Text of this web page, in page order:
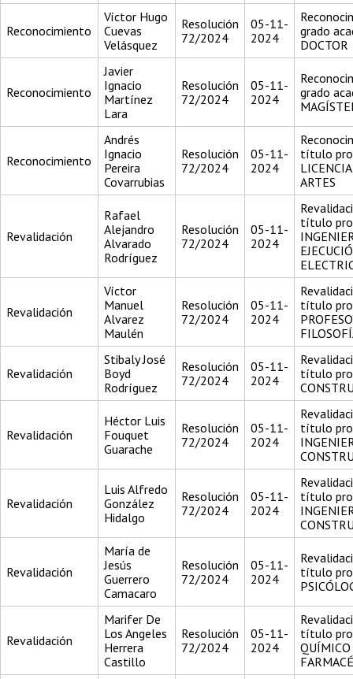
Reconocimiento
Víctor Hugo
Cuevas
Velásquez
Resolución
72/2024
05-11-
2024
grado
DOCTOR
Reconocimiento
Javier
Ignacio
Martínez
Lara
Resolución
72/2024
05-11-
2024
grado
Reconocimiento
Andrés
Ignacio
Pereira
Covarrubias
Resolución
72/2024
05-11-
2024
título
ARTES
Revalidación
Rafael
Alejandro
Alvarado
Rodríguez
Resolución
72/2024
05-11-
2024
título
Revalidación
Víctor
Manuel
Alvarez
Maulén
Resolución
72/2024
05-11-
2024
título
Revalidación
Stibaly José
Boyd
Rodríguez
Resolución
72/2024
05-11-
2024
título
Revalidación
Héctor Luis
Fouquet
Guarache
Resolución
72/2024
05-11-
2024
título
Revalidación
Luis Alfredo
González
Hidalgo
Resolución
72/2024
05-11-
2024
título
Revalidación
María de
Jesús
Guerrero
Camacaro
Resolución
72/2024
05-11-
2024
título
Revalidación
Marifer De
Los Angeles
Herrera
Castillo
Resolución
72/2024
05-11-
2024
título
QUÍMICO